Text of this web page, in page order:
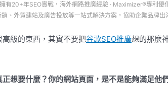
有20+年SEO實戰，海外網路推廣經驗 · Maximizer®專利優
、外貿建站及廣告投放等一站式解決方案，協助企業品牌出
級的東西，其實不要把谷歌SEO推廣想的那麼
想要什麼？你的網站頁面，是不是能夠滿足他